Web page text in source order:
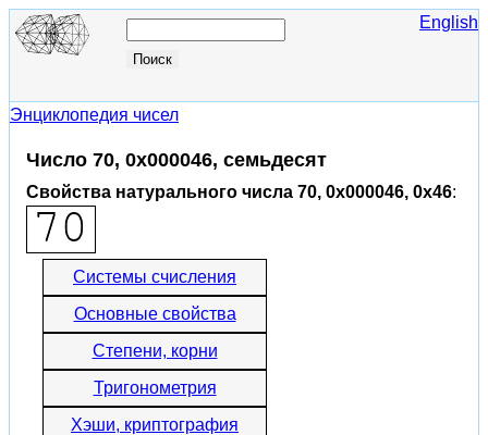
English
Энциклопедия чисел
Число 70, 0x000046, семьдесят
Свойства натурального числа 70, 0x000046, 0x46:
Системы счисления
Основные свойства
Степени, корни
Тригонометрия
Хэши, криптография